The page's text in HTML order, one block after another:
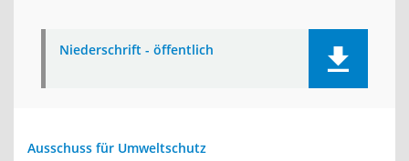
Niederschrift - öffentlich
Ausschuss für Umweltschutz